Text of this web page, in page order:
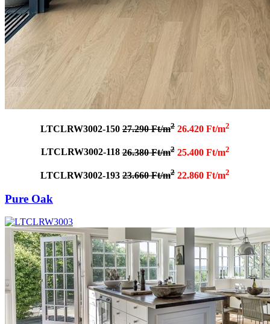
LTCLRW3002-150 27.290 Ft/m2 26.420 Ft/m2
LTCLRW3002-11826.380 Ft/m225.400 Ft/m2
LTCLRW3002-193 23.660 Ft/m2 22.860 Ft/m2
Pure Oak